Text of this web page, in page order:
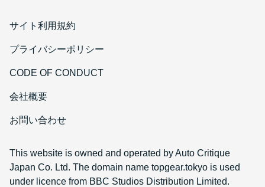
サイト利用規約
プライバシーポリシー
CODE OF CONDUCT
会社概要
お問い合わせ
This website is owned and operated by Auto Critique
Japan Co. Ltd. The domain name topgear.tokyo is used
under licence from BBC Studios Distribution Limited.